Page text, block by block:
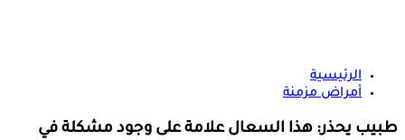
الرئيسية
أمراض مزمنة
طبيب يحذر: هذا السعال علامة على وجود مشكلة في